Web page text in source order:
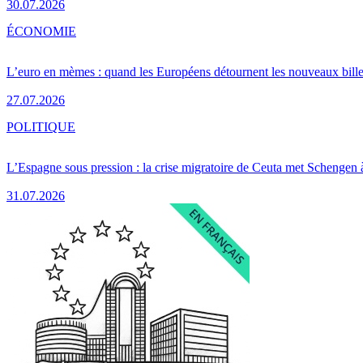
30.07.2026
L’euro en mèmes : quand les Européens détournent les nouveaux
27.07.2026
ÉCONOMIE
L’Espagne sous pression : la crise migratoire de Ceuta met Schengen
31.07.2026
POLITIQUE